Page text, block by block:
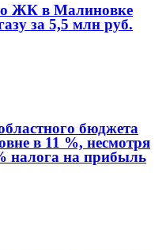
ЖК в Малиновке
за 5,5 млн руб.
бюджета
в 11 %, несмотря
налога на прибыль